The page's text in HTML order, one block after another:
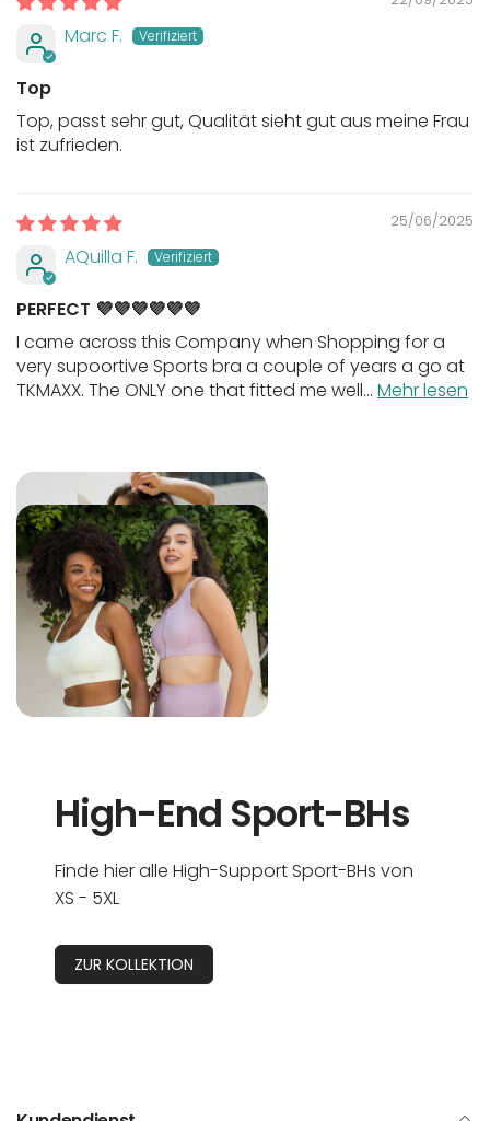
Marc F.
Top
Top, passt sehr gut, Qualität sieht gut aus meine Frau
ist zufrieden.
25/06/2025
AQuilla F.
PERFECT 💜💜💜💜💜💜
I came across this Company when Shopping for a
very supoortive Sports bra a couple of years a go at
TKMAXX. The ONLY one that fitted me well... Mehr lesen
High-End Sport-BHs
Finde hier alle High-Support Sport-BHs von
XS - 5XL
ZUR KOLLEKTION